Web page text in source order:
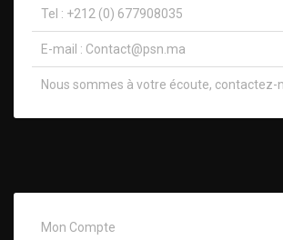
Tel : +212 (0) 677908035
E-mail : Contact@psn.ma
Nous sommes à votre écoute, contactez-
Mon Compte